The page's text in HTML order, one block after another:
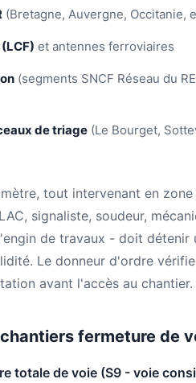
(Bretagne, Auvergne, Occitanie,
et antennes ferroviaires
(segments SNCF Réseau du
de triage (Le Bourget,
tout intervenant en zone
signaliste, soudeur,
de travaux - doit détenir
Le donneur d'ordre vérifie
avant l'accès au chantier.
fermeture de
totale de voie (S9 - voie